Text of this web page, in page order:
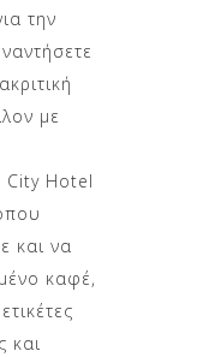
την
με
City Hotel
και να
καφέ,
και